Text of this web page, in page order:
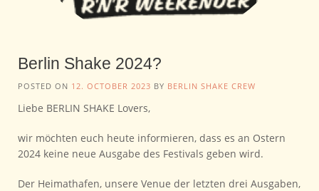
Berlin Shake 2024?
POSTED ON 12. OCTOBER 2023 BY BERLIN SHAKE CREW
Liebe BERLIN SHAKE Lovers,
wir möchten euch heute informieren, dass es an Ostern
2024 keine neue Ausgabe des Festivals geben wird.
Der Heimathafen, unsere Venue der letzten drei Ausgaben,